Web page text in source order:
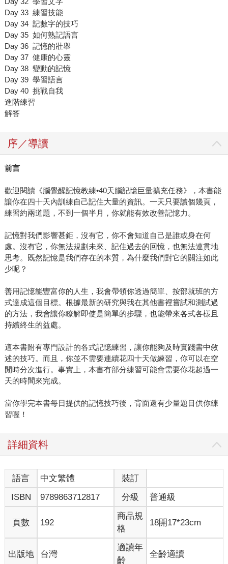
Day 33 練習技能
Day 34 記數字的技巧
Day 35 如何熟記語言
Day 36 記憶的壯舉
Day 37 健康的心靈
Day 38 變動的記憶
Day 39 學習語言
Day 40 挑戰自我
進階練習
解答
序／導讀
前言
歡迎閱讀《腦覺醒記憶教練•40天腦記憶巨量擴充任務》，本書能
讓你在四十天內訓練自己記住大量的資訊。一天只要讀個幾頁，
練習約兩道題，不到一個半月，你就能有效改善記憶力。
記憶對我們影響甚鉅，沒有它，你不會知道自己是誰或身在何
處。沒有它，你無法規劃未來、記住過去的回憶，也無法連貫地
思考。既然記憶是我們存在的本質，為什麼我們對它的關注如此
少呢？
善用記憶能豐富你的人生，我會帶領你透過簡單、按部就班的方
式達成這個目標。根據最新的研究與我在其他書裡嘗試和測試過
的方法，我會讓你瞭解即使是簡單的步驟，也能帶來各式各樣且
持續終生的益處。
這本書附有專門設計的各式記憶練習，讓你能夠及時實踐書中敘
述的技巧。而且，你並不需要連續花四十天做練習，你可以在空
閒時分次進行。事實上，本書有部分練習可能會需要你花超過一
天的時間來完成。
當你學完本書每日提供的記憶技巧後，背面還有少量題目供你練
習喔！
詳細資料
語言 中文繁體
裝訂
ISBN
9789863712817 分級 普通級
頁數 192
商品規
格
18開17*23cm
出版地 台灣
適讀年
齡
全齡適讀